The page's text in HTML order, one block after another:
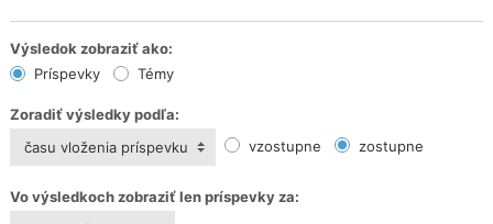
Výsledok zobraziť ako:
Príspevky
Témy
Zoradiť výsledky podľa:
času vloženia príspevku
vzostupne zostupne
Vo výsledkoch zobraziť len príspevky za: